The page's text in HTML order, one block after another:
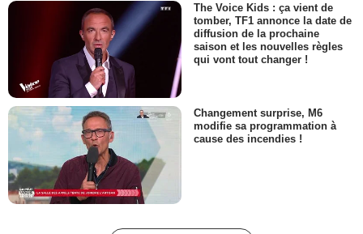
The Voice Kids : ça vient de
tomber, TF1 annonce la date de
diffusion de la prochaine
saison et les nouvelles règles
qui vont tout changer !
Changement surprise, M6
modifie sa programmation à
cause des incendies !